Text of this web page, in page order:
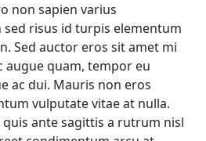
non sapien varius
risus id turpis elementum
Sed auctor eros sit amet mi
augue quam, tempor eu
ac dui. Mauris non eros
vulputate vitae at nulla.
ante sagittis a rutrum nisl